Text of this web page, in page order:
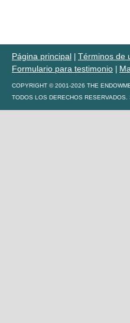
Página principal
Términos de
Formulario para testimonio
COPYRIGHT © 2001-2026 THE
TODOS LOS DERECHOS